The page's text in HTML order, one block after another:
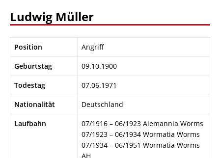
Ludwig Müller
Position Angriff
Geburtstag 09.10.1900
Todestag 07.06.1971
Nationalität Deutschland
Laufbahn
07/1916 – 06/1923 Alemannia Worms
07/1923 – 06/1934 Wormatia Worms
07/1934 – 06/1951 Wormatia Worms
AH